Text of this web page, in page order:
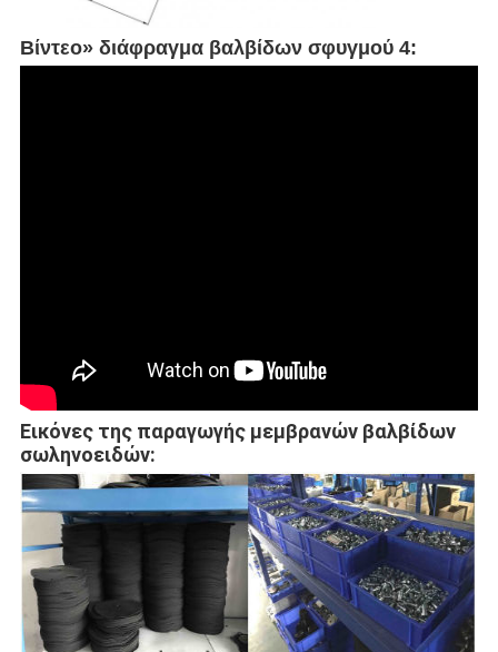
Βίντεο» διάφραγμα βαλβίδων σφυγμού 4:
Εικόνες της παραγωγής μεμβρανών βαλβίδων
σωληνοειδών: